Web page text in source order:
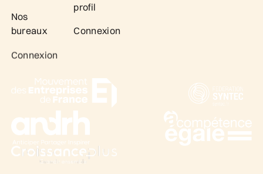
Nos
bureaux
Connexion
profil
Connexion